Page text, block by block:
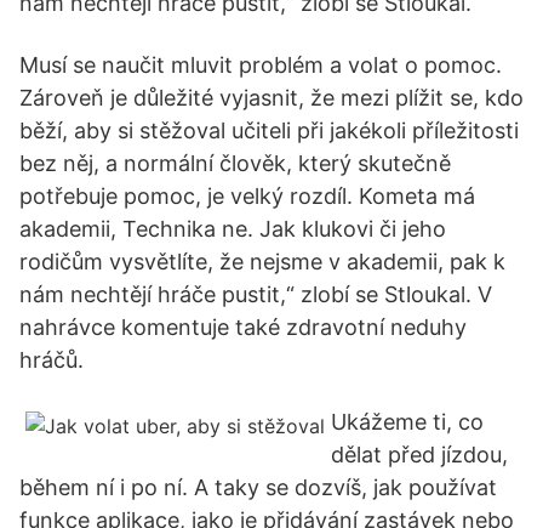
Musí se naučit mluvit problém a volat o pomoc.
Zároveň je důležité vyjasnit, že mezi plížit se, kdo
běží, aby si stěžoval učiteli při jakékoli příležitosti
bez něj, a normální člověk, který skutečně
potřebuje pomoc, je velký rozdíl. Kometa má
akademii, Technika ne. Jak klukovi či jeho
rodičům vysvětlíte, že nejsme v akademii, pak k
nám nechtějí hráče pustit,“ zlobí se Stloukal. V
nahrávce komentuje také zdravotní neduhy
hráčů.
Ukážeme ti, co
dělat před jízdou,
během ní i po ní. A taky se dozvíš, jak používat
funkce aplikace, jako je přidávání zastávek nebo